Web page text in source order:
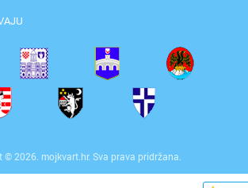
© 2026. mojkvart.hr. Sva prava pridržana.